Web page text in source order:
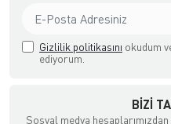
Gizlilik politikasını okudum
ediyorum.
BIZI
Sosyal medya